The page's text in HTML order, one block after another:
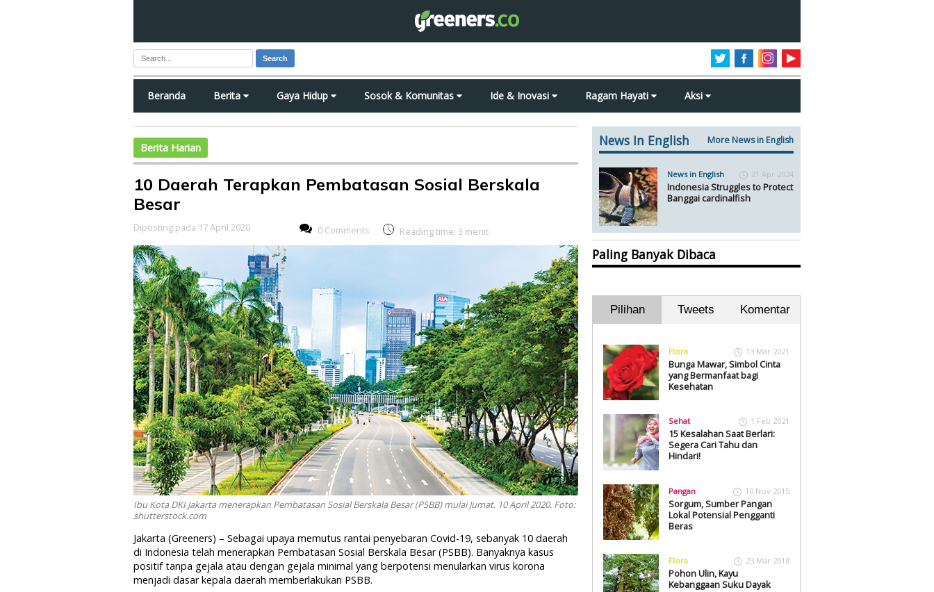
Search
Beranda Berita Gaya Hidup Sosok & Komunitas Ide & Inovasi Ragam Hayati Aksi
Berita Harian
10 Daerah Terapkan Pembatasan Sosial Berskala
Besar
Diposting pada 17 April 2020 0 Comments Reading time: 3 menit
Ibu Kota DKI Jakarta menerapkan Pembatasan Sosial Berskala Besar (PSBB) mulai Jumat. 10 April 2020. Foto:
shutterstock.com
Jakarta (Greeners) – Sebagai upaya memutus rantai penyebaran Covid-19, sebanyak 10 daerah
di Indonesia telah menerapkan Pembatasan Sosial Berskala Besar (PSBB). Banyaknya kasus
positif tanpa gejala atau dengan gejala minimal yang berpotensi menularkan virus korona
menjadi dasar kepala daerah memberlakukan PSBB.
News In English More News in English
News in English 21 Apr 2024
Indonesia Struggles to Protect
Banggai cardinalfish
Paling Banyak Dibaca
Pilihan Tweets Komentar
Flora 13 Mar 2021
Bunga Mawar, Simbol Cinta
yang Bermanfaat bagi
Kesehatan
Sehat 1 Feb 2021
15 Kesalahan Saat Berlari:
Segera Cari Tahu dan
Hindari!
Pangan 10 Nov 2015
Sorgum, Sumber Pangan
Lokal Potensial Pengganti
Beras
Flora 23 Mar 2018
Pohon Ulin, Kayu
Kebanggaan Suku Dayak